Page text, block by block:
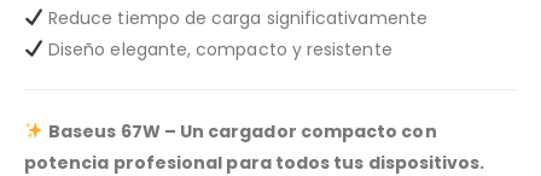
Reduce tiempo de carga significativamente
Diseño elegante, compacto y resistente
Baseus 67W – Un cargador compacto con
potencia profesional para todos tus dispositivos.